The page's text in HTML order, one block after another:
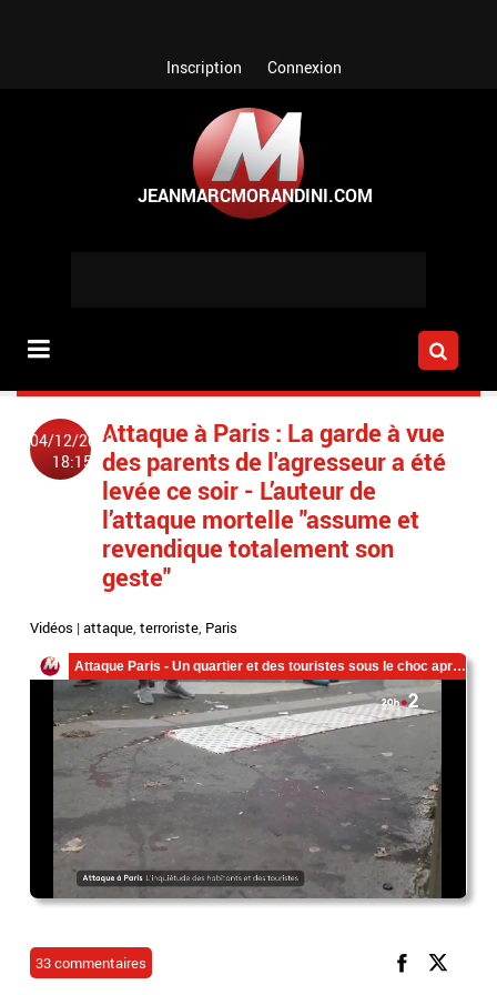
Inscription Connexion
04/12/2023
18:15
Attaque à Paris : La garde à vue
des parents de l'agresseur a été
levée ce soir - L’auteur de
l’attaque mortelle "assume et
revendique totalement son
geste"
Vidéos |attaque,terroriste, Paris
33 commentaires